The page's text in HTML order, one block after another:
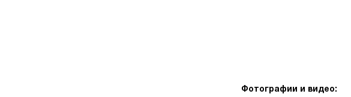
Фотографии и видео: